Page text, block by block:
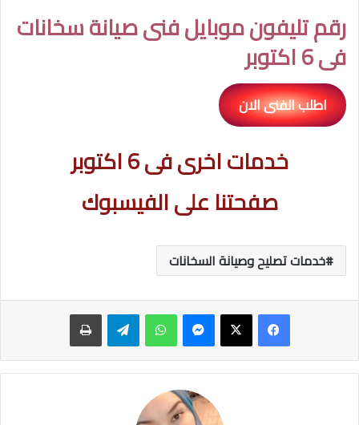
رقم تليفون موبايل فنى صيانة سخانات
فى 6 اكتوبر
اطلب الفنى الان
خدمات اخرى فى 6 اكتوبر
صفحتنا على الفيسبوك
خدمات تصليح وصيانة السخانات
ماسنجر واتساب تيلقرام طباعة